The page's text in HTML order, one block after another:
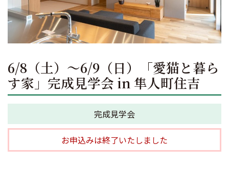
6/8（土）～6/9（日）「愛猫と暮ら
す家」完成見学会 in 隼人町住吉
完成見学会
お申込みは終了いたしました